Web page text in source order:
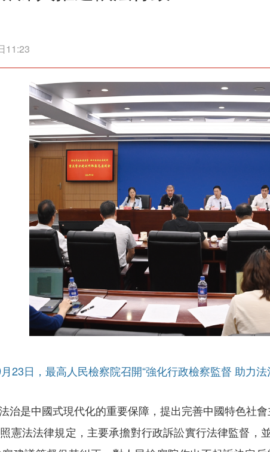
11:23
23日，最高人民檢察院召開“強化行政檢察監督 助力法
治是中國式現代化的重要保障，提出完善中國特色社
憲法法律規定，主要承擔對行政訴訟實行法律監督